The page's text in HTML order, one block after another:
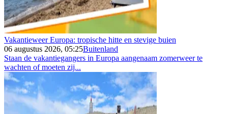
Vakantieweer Europa: tropische hitte en stevige buien
06 augustus 2026, 05:25Buitenland
Staan de vakantiegangers in Europa aangenaam zomerweer te
wachten of moeten zij...